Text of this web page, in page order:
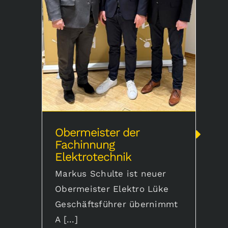
Obermeister der Fachinnung
Elektrotechnik
Obermeister der
Fachinnung
Elektrotechnik
Markus Schulte ist neuer
Obermeister Elektro Lüke
Geschäftsführer übernimmt
A [...]